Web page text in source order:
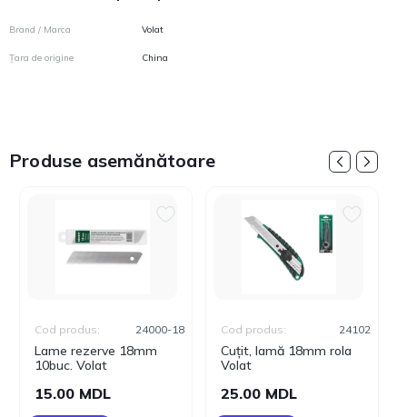
Brand / Marca Volat
Țara de origine China
Produse asemănătoare
Lame rezerve 18mm
10buc. Volat
Cod produs: 24000-18
15.00 MDL
Cuțit, lamă 18mm rola
Volat
Cod produs: 24102
25.00 MDL